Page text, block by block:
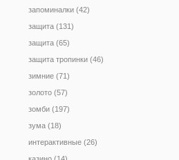
запоминалки (42)
защита (131)
защита (65)
защита тропинки (46)
зимние (71)
золото (57)
зомби (197)
зума (18)
интерактивные (26)
казино (14)